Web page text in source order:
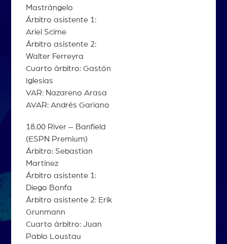
Mastrángelo
Árbitro asistente 1:
Ariel Scime
Árbitro asistente 2:
Walter Ferreyra
Cuarto árbitro: Gastón
Iglesias
VAR: Nazareno Arasa
AVAR: Andrés Gariano
18.00 River – Banfield
(ESPN Premium)
Árbitro: Sebastian
Martínez
Árbitro asistente 1:
Diego Bonfa
Árbitro asistente 2: Erik
Grunmann
Cuarto árbitro: Juan
Pablo Loustau